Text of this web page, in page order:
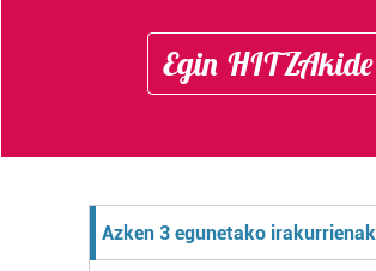
Egin HITZAkide
Azken 3 egunetako irakurrienak